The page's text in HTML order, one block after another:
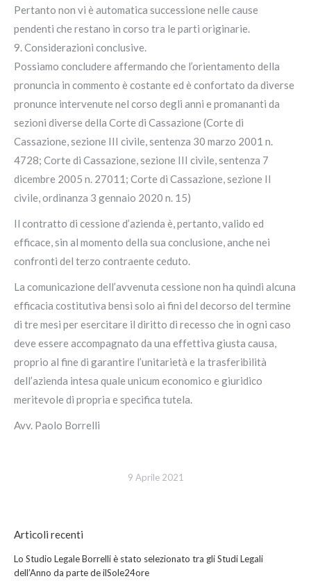
Pertanto non vi è automatica successione nelle cause
pendenti che restano in corso tra le parti originarie.
9. Considerazioni conclusive.
Possiamo concludere affermando che l’orientamento della
pronuncia in commento è costante ed è confortato da diverse
pronunce intervenute nel corso degli anni e promananti da
sezioni diverse della Corte di Cassazione (Corte di
Cassazione, sezione III civile, sentenza 30 marzo 2001 n.
4728; Corte di Cassazione, sezione III civile, sentenza 7
dicembre 2005 n. 27011; Corte di Cassazione, sezione II
civile, ordinanza 3 gennaio 2020 n. 15)
Il contratto di cessione d’azienda è, pertanto, valido ed
efficace, sin al momento della sua conclusione, anche nei
confronti del terzo contraente ceduto.
La comunicazione dell’avvenuta cessione non ha quindi alcuna
efficacia costitutiva bensì solo ai fini del decorso del termine
di tre mesi per esercitare il diritto di recesso che in ogni caso
deve essere accompagnato da una effettiva giusta causa,
proprio al fine di garantire l’unitarietà e la trasferibilità
dell’azienda intesa quale unicum economico e giuridico
meritevole di propria e specifica tutela.
Avv. Paolo Borrelli
9 Aprile 2021
Articoli recenti
Lo Studio Legale Borrelli è stato selezionato tra gli Studi Legali
dell’Anno da parte de ilSole24ore